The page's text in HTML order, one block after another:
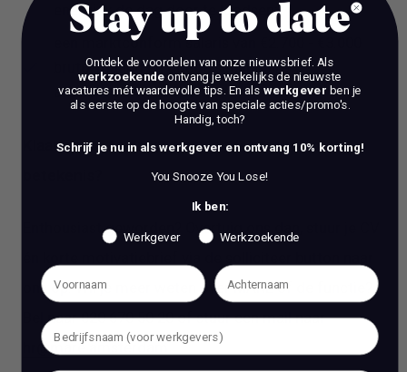
energiek de dag door te loodsen;
een marktconform salaris van €2.700 - €3.000
bruto/maand én goede secundaire
arbeidsvoorwaarden
Klaar om bij te dragen aan onderzoeken met
Enthousiast geworden? Overtuig ons dan, stuur je CV
ons op. Wil je meer weten over MARE of de functie?
Bel naar 020 670 50 20 of stuur een mail naar
hr@mare.amsterdam
Stay up to date
Ontdek de voordelen van onze nieuwsbrief. Als
werkzoekendeontvang je wekelijks de nieuwste
vacatures mét waardevolle tips. En als werkgever ben je
als eerste op de hoogte van speciale acties/promo's.
Handig, toch?
Schrijf je nu in als werkgever en ontvang 10% korting!
You Snooze You Lose!
Ik ben:
Werkgever Werkzoekende